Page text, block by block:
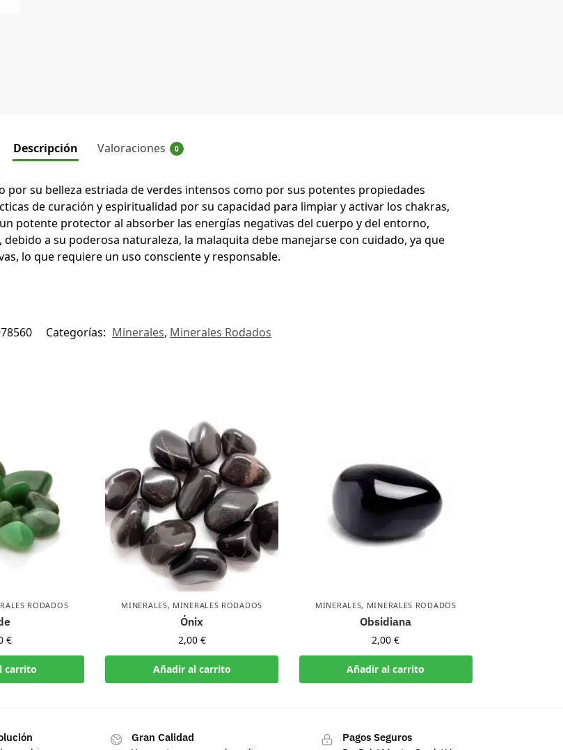
Descripción Valoraciones 0
su belleza estriada de verdes intensos como por sus potentes propiedades
de curación y espiritualidad por su capacidad para limpiar y activar los chakras,
potente protector al absorber las energías negativas del cuerpo y del entorno,
a su poderosa naturaleza, la malaquita debe manejarse con cuidado, ya que
lo que requiere un uso consciente y responsable.
Categorías: Minerales, Minerales Rodados
RODADOS
€
carrito
MINERALES, MINERALES RODADOS
Ónix
2,00 €
Añadir al carrito
MINERALES, MINERALES RODADOS
Obsidiana
2,00€
Añadir al carrito
Gran Calidad
Pagos Seguros